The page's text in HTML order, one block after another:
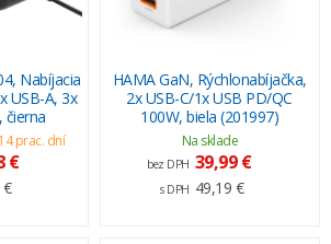
Nabíjacia
USB-A, 3x
čierna
prac. dní
€
€
HAMA GaN, Rýchlonabíjačka,
2x USB-C/1x USB PD/QC
100W, biela (201997)
Na sklade
bez DPH 39,99 €
s DPH 49,19 €